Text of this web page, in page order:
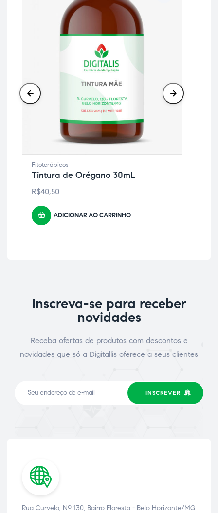
Fitoterápicos
Tintura de Orégano 30mL
R$40,50
ADICIONAR AO CARRINHO
Inscreva-se para receber
novidades
Receba ofertas de produtos com descontos e
novidades que só a Digitallis oferece a seus clientes
INSCREVER
Rua Curvelo, Nº 130, Bairro Floresta - Belo Horizonte/MG